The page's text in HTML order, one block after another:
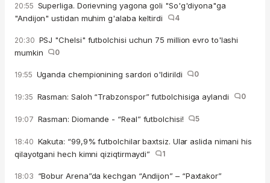
20:55 Superliga. Dorievning yagona goli "So'g'diyona"ga
"Andijon" ustidan muhim g'alaba keltirdi
4
20:30 PSJ "Chelsi" futbolchisi uchun 75 million evro to'lashi
mumkin
0
19:55 Uganda chempionining sardori o'ldirildi 0
19:35 Rasman: Saloh “Trabzonspor” futbolchisiga aylandi 0
19:07 Rasman: Diomande - “Real” futbolchisi! 5
18:40 Kakuta: “99,9% futbolchilar baxtsiz. Ular aslida nimani his
qilayotgani hech kimni qiziqtirmaydi”
1
18:03 “Bobur Arena”da kechgan “Andijon” – “Paxtakor”